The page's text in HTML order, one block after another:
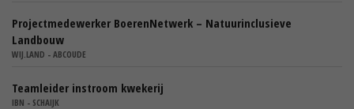
Projectmedewerker BoerenNetwerk – Natuurinclusieve
Landbouw
WIJ.LAND - ABCOUDE
Teamleider instroom kwekerij
IBN - SCHAIJK